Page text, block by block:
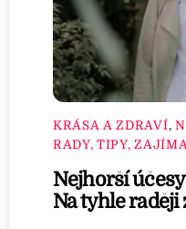
KRÁSA A ZDRAVÍ,
RADY, TIPY,
Nejhorší
Na tyhle raději